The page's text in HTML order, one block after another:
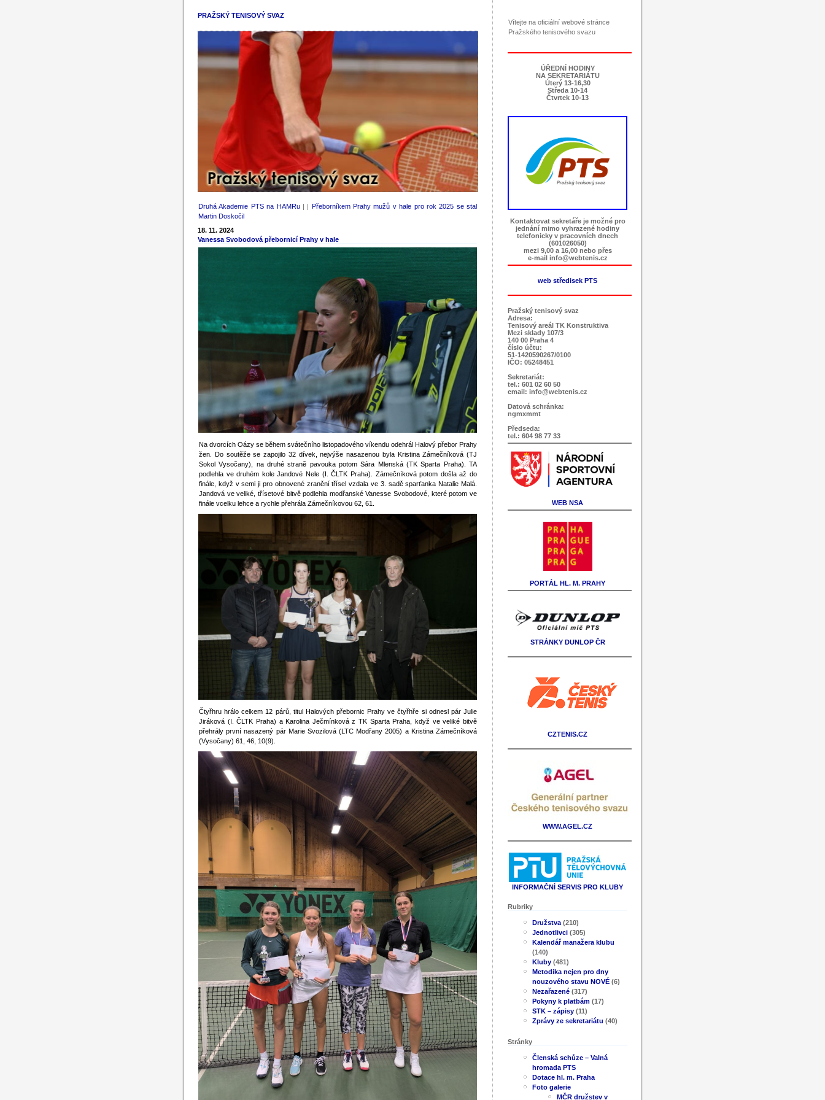
PRAŽSKÝ TENISOVÝ SVAZ
Druhá Akademie PTS na HAMRu| | Přeborníkem Prahy mužů v hale pro rok 2025 se stal
Martin Doskočil
18. 11. 2024
Vanessa Svobodová přebornicí Prahy v hale
Na dvorcích Oázy se během svátečního listopadového víkendu odehrál Halový přebor Prahy
žen. Do soutěže se zapojilo 32 dívek, nejvýše nasazenou byla Kristina Zámečníková (TJ
Sokol Vysočany), na druhé straně pavouka potom Sára Mlenská (TK Sparta Praha). TA
podlehla ve druhém kole Jandové Nele (I. ČLTK Praha). Zámečníková potom došla až do
finále, když v semi ji pro obnovené zranění třísel vzdala ve 3. sadě sparťanka Natalie Malá.
Jandová ve veliké, třísetové bitvě podlehla modřanské Vanesse Svobodové, které potom ve
finále vcelku lehce a rychle přehrála Zámečníkovou 62, 61.
Čtyřhru hrálo celkem 12 párů, titul Halových přebornic Prahy ve čtyřhře si odnesl pár Julie
Jiráková (I. ČLTK Praha) a Karolina Ječmínková z TK Sparta Praha, když ve veliké bitvě
přehrály první nasazený pár Marie Svozilová (LTC Modřany 2005) a Kristina Zámečníková
(Vysočany) 61, 46, 10(9).
Vítejte na oficiální webové stránce
Pražského tenisového svazu
ÚŘEDNÍ HODINY
NA SEKRETARIÁTU
Úterý 13-16,30
Středa 10-14
Čtvrtek 10-13
Kontaktovat sekretáře je možné pro
jednání mimo vyhrazené hodiny
telefonicky v pracovních dnech
(601026050)
mezi 9,00 a 16,00 nebo přes
e-mail info@webtenis.cz
web středisek PTS
Pražský tenisový svaz
Adresa:
Tenisový areál TK Konstruktiva
Mezi sklady 107/3
140 00 Praha 4
číslo účtu:
51-1420590267/0100
IČO: 05248451
Sekretariát:
tel.: 601 02 60 50
email: info@webtenis.cz
Datová schránka:
ngmxmmt
Předseda:
tel.: 604 98 77 33
WEB NSA
PORTÁL HL. M. PRAHY
STRÁNKY DUNLOP ČR
CZTENIS.CZ
WWW.AGEL.CZ
INFORMAČNÍ SERVIS PRO KLUBY
Rubriky
Družstva (210)
Jednotlivci (305)
Kalendář manažera klubu
(140)
Kluby (481)
Metodika nejen pro dny
nouzového stavu NOVÉ (6)
Nezařazené (317)
Pokyny k platbám (17)
STK – zápisy (11)
Zprávy ze sekretariátu (40)
Stránky
Členská schůze – Valná
hromada PTS
Dotace hl. m. Praha
Foto galerie
MČR družstev v